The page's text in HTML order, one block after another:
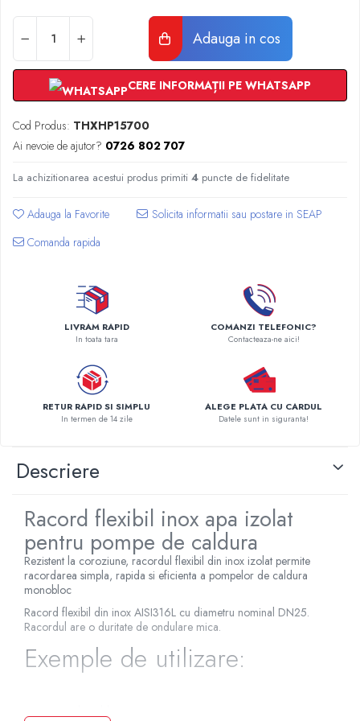
Radiatoare de Baie Purmo Banga
Automatizare Termostate
Detectoare
Detectoare de gaz si electrovalve
Detectoare de inundatie
Automatizari centrala termica
Panouri solare apa calda
Accesorii panouri solare apa calda
Automatizari panouri solare
Teava flexibila inox si fitinguri panouri
Pompe de caldura
Centrale peleti lemn
Adauga in cos
CERE INFORMAȚII PE WHATSAPP
Cod Produs: THXHP15700
Ai nevoie de ajutor? 0726 802 707
La achizitionarea acestui produs primiti 4 puncte de fidelitate
Adauga la Favorite
Comanda rapida
LIVRAM RAPID
In toata tara
COMANZI TELEFONIC?
Contacteaza-ne aici!
RETUR RAPID SI SIMPLU
In termen de 14 zile
ALEGE PLATA CU CARDUL
Datele sunt in siguranta!
Descriere
Racord flexibil inox apa izolat
pentru pompe de caldura
Rezistent la coroziune, racordul flexibil din inox izolat permite
racordarea simpla, rapida si eficienta a pompelor de caldura
monobloc
Racord flexibil din inox AISI316L cu diametru nominal DN25.
Racordul are o duritate de ondulare mica.
Exemple de utilizare: